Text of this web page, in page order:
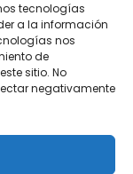
tecnologías
a la información
nos
de
sitio. No
negativamente
Cookies